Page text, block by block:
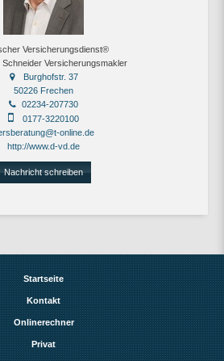
Versicherungsdienst®
Schneider Versicherungsmakler
Burghofstr. 37
50226 Frechen
02234-207730
0177-3220100
online.de
http://www.d-vd.de
Nachricht schreiben
Startseite
Kontakt
Onlinerechner
Privat